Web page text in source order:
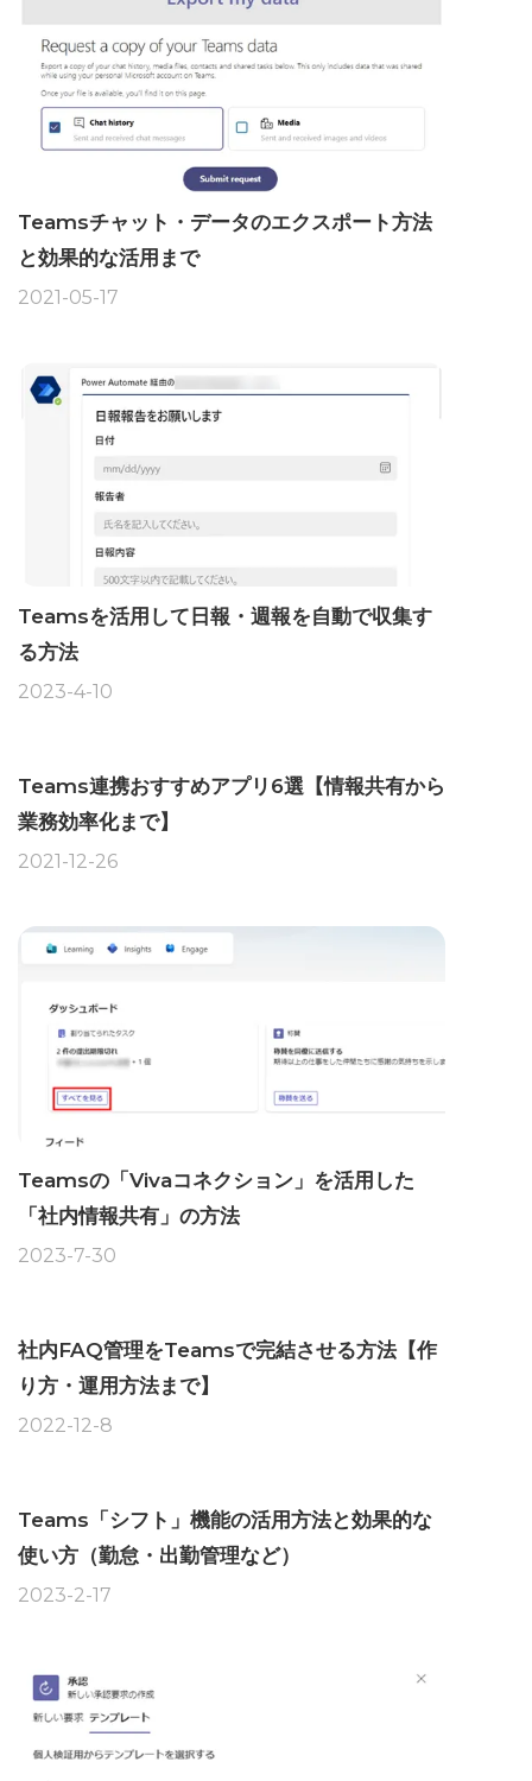
Teamsチャット・データのエクスポート方法
と効果的な活用まで
2021-05-17
Teamsを活用して日報・週報を自動で収集す
る方法
2023-4-10
Teams連携おすすめアプリ6選【情報共有から
業務効率化まで】
2021-12-26
Teamsの「Vivaコネクション」を活用した
「社内情報共有」の方法
2023-7-30
社内FAQ管理をTeamsで完結させる方法【作
り方・運用方法まで】
2022-12-8
Teams「シフト」機能の活用方法と効果的な
使い方（勤怠・出勤管理など）
2023-2-17